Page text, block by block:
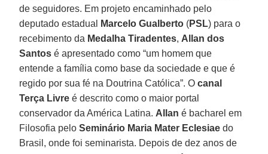
de seguidores. Em projeto encaminhado pelo
deputado estadual
Marcelo Gualberto (PSL) para o
recebimento da Medalha Tiradentes, Allan dos
Santos é apresentado como “um homem que
entende a família como base da sociedade e que é
regido por sua fé na Doutrina Católica”. Ocanal
Terça Livre é descrito como o maior portal
conservador da América Latina. Allan é bacharel em
Filosofia peloSeminário Maria Mater Eclesiae do
Brasil, onde foi seminarista. Depois de dez anos de